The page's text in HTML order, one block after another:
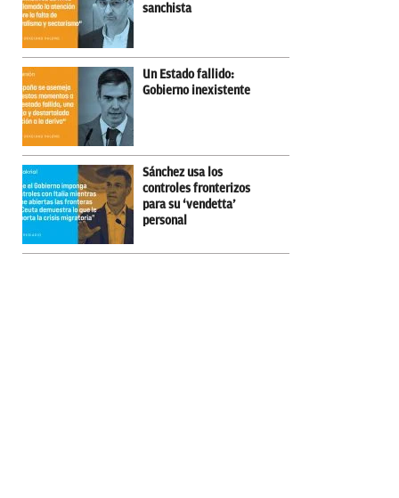
sanchista
Un Estado fallido:
Gobierno inexistente
Sánchez usa los
controles fronterizos
para su ‘vendetta’
personal